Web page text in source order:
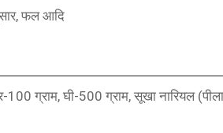
फल आदि
ग्राम, घी-500 ग्राम, सूखा नारियल (पीला